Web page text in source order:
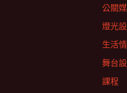
公關
燈光
生活
舞台
課程